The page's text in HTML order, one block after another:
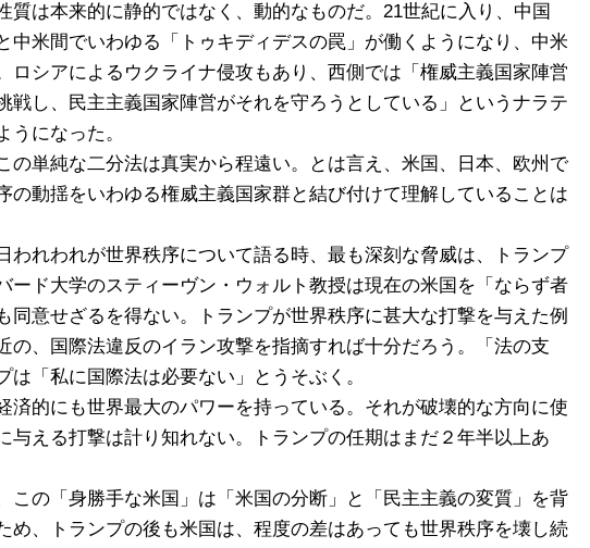
は本来的に静的ではなく、動的なものだ。21世紀に入り、中国
中米間でいわゆる「トゥキディデスの罠」が働くようになり、中米
ロシアによるウクライナ侵攻もあり、西側では「権威主義国家陣営
戦し、民主主義国家陣営がそれを守ろうとしている」というナラテ
うになった。
単純な二分法は真実から程遠い。とは言え、米国、日本、欧州で
の動揺をいわゆる権威主義国家群と結び付けて理解していることは
れわれが世界秩序について語る時、最も深刻な脅威は、トランプ
ード大学のスティーヴン・ウォルト教授は現在の米国を「ならず者
同意せざるを得ない。トランプが世界秩序に甚大な打撃を与えた例
の、国際法違反のイラン攻撃を指摘すれば十分だろう。「法の支
は「私に国際法は必要ない」とうそぶく。
的にも世界最大のパワーを持っている。それが破壊的な方向に使
与える打撃は計り知れない。トランプの任期はまだ２年半以上あ
の「身勝手な米国」は「米国の分断」と「民主主義の変質」を背
め、トランプの後も米国は、程度の差はあっても世界秩序を壊し続